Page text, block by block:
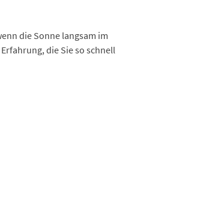
die Sonne langsam im
die Sie so schnell